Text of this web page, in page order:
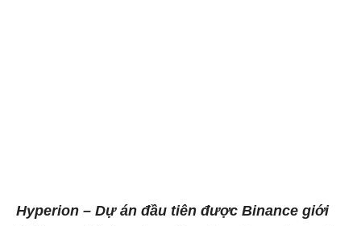
Hyperion – Dự án đầu tiên được Binance giới